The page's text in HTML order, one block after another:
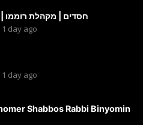
חסדים | מקהלת רוממו |
1 day ago
1 day ago
Shabbos Rabbi Binyomin